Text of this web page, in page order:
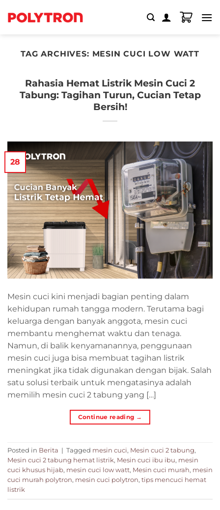
TAG ARCHIVES: MESIN CUCI LOW WATT
Rahasia Hemat Listrik Mesin Cuci 2
Tabung: Tagihan Turun, Cucian Tetap
Bersih!
28
Mesin cuci kini menjadi bagian penting dalam
kehidupan rumah tangga modern. Terutama bagi
keluarga dengan banyak anggota, mesin cuci
membantu menghemat waktu dan tenaga.
Namun, di balik kenyamanannya, penggunaan
mesin cuci juga bisa membuat tagihan listrik
meningkat jika tidak digunakan dengan bijak. Salah
satu solusi terbaik untuk mengatasinya adalah
memilih mesin cuci 2 tabung yang […]
Continue reading →
Posted in Berita | Tagged mesin cuci, Mesin cuci 2 tabung,
Mesin cuci 2 tabung hemat listrik, Mesin cuci ibu ibu, mesin
cuci khusus hijab, mesin cuci low watt, Mesin cuci murah, mesin
cuci murah polytron, mesin cuci polytron, tips mencuci hemat
listrik